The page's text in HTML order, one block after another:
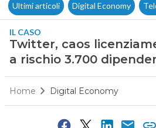
Ultimi articoli Digital Economy
IL CASO
Twitter, caos
a rischio 3.700
Home Digital Economy